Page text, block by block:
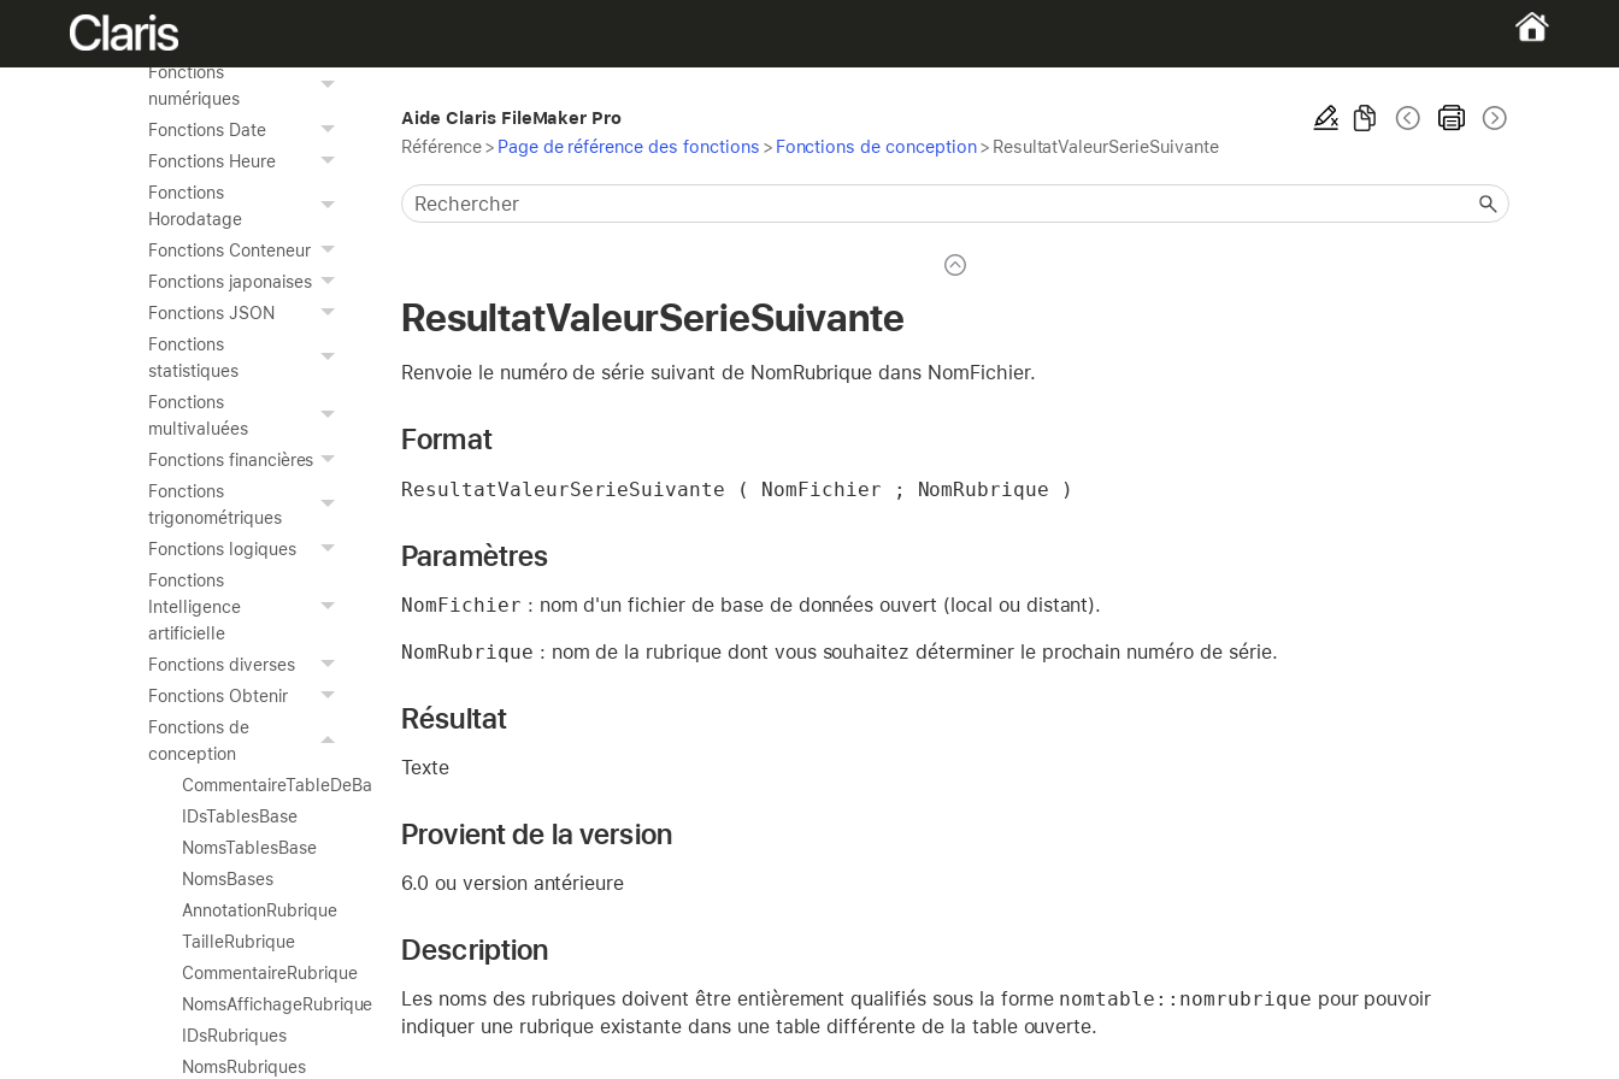
Fonctions de mise en
forme de texte
Fonctions
numériques
Fonctions Date
Fonctions Heure
Fonctions
Horodatage
Fonctions Conteneur
Fonctions japonaises
Fonctions JSON
Fonctions
statistiques
Fonctions
multivaluées
Fonctions financières
Fonctions
trigonométriques
Fonctions logiques
Fonctions
Intelligence
artificielle
Fonctions diverses
Fonctions Obtenir
Fonctions de
conception
CommentaireTableDeBase
IDsTablesBase
NomsTablesBase
NomsBases
AnnotationRubrique
TailleRubrique
CommentaireRubrique
NomsAffichageRubrique
IDsRubriques
NomsRubriques
Aide Claris FileMaker Pro
Référence> Page de référence des fonctions > Fonctions de conception> ResultatValeurSerieSuivante
ResultatValeurSerieSuivante
Renvoie le numéro de série suivant de NomRubrique dans NomFichier.
Format
ResultatValeurSerieSuivante ( NomFichier ; NomRubrique )
Paramètres
NomFichier : nom d'un fichier de base de données ouvert (local ou distant).
NomRubrique : nom de la rubrique dont vous souhaitez déterminer le prochain numéro de série.
Résultat
Texte
Provient de la version
6.0 ou version antérieure
Description
Les noms des rubriques doivent être entièrement qualifiés sous la forme nomtable::nomrubrique pour pouvoir
indiquer une rubrique existante dans une table différente de la table ouverte.